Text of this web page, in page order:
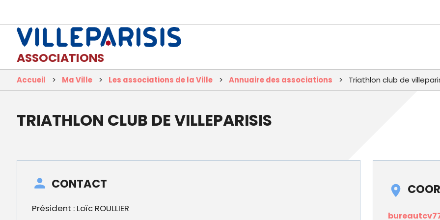
ASSOCIATIONS
Accueil Ma Ville Les associations de la Ville Annuaire des associations Triathlon club de
TRIATHLON CLUB DE VILLEPARISIS
CONTACT
Président : Loïc ROULLIER